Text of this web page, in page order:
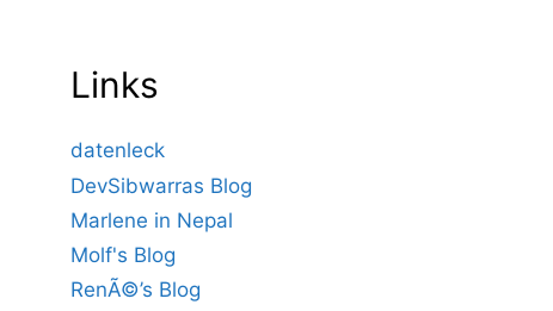
Links
datenleck
DevSibwarras Blog
Marlene in Nepal
Molf's Blog
RenÃ©’s Blog